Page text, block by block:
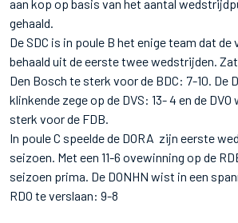
aan kop op basis van het aantal
gehaald.
De SDC is in poule B het enige team dat
behaald uit de eerste twee wedstrijden.
Den Bosch te sterk voor de BDC: 7-10. De
klinkende zege op de DVS: 13- 4 en de
sterk voor de FDB.
In poule C speelde de DORA zijn eerste
seizoen. Met een 11-6 ovewinning op de
seizoen prima. De DONHN wist in een
RDO te verslaan: 9-8